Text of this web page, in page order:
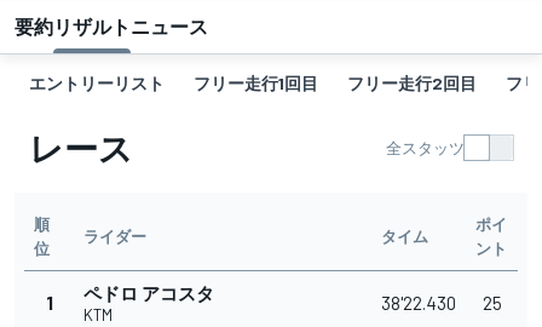
要約リザルト ニュース
エントリーリスト フリー走行1回目 フリー走行2回目 フ
レース 全スタッツ
順
位
ライダー タイム
ポイ
ント
1 ペドロ アコスタ
KTM
38'22.430 25